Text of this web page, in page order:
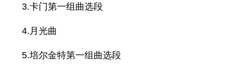
3.卡门第一组曲选段
4.月光曲
5.培尔金特第一组曲选段